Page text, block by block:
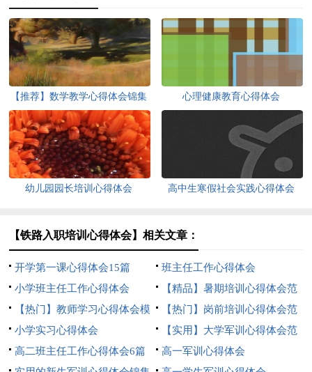
【推荐】数学教学心得体会锦集
十篇
心理健康教育心得体会
幼儿园园长培训心得体会 高中生寒假社会实践心得体会
【铁路入职培训心得体会】相关文章：
开学第一课心得体会15篇
班主任工作心得体会
小学班主任工作心得体会
【精品】暑期培训心得体会范
文汇总6篇
【热门】教师学习心得体会模
板汇编5篇
【热门】岗前培训心得体会范
文合集5篇
小学实习心得体会
【实用】大学军训心得体会范
文合集六篇
高二班主任工作心得体会6篇
高一军训心得体会